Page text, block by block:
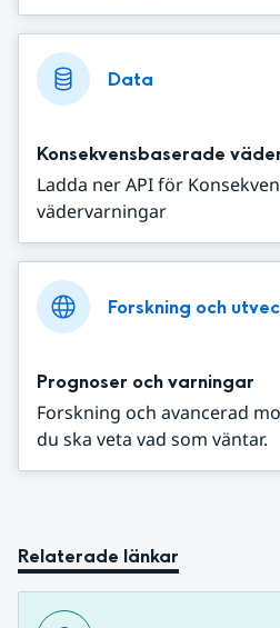
Data
Konsekvensbaserade
Ladda ner API för
vädervarningar
Forskning och
Prognoser och varningar
Forskning och avancerad
du ska veta vad som väntar.
Relaterade länkar